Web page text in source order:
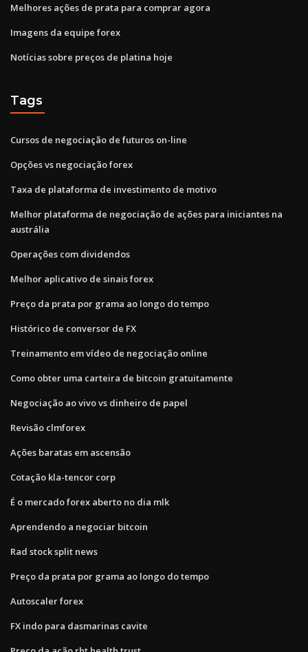
Melhores ações de prata para comprar agora
Imagens da equipe forex
Notícias sobre preços de platina hoje
Tags
Cursos de negociação de futuros on-line
Opções vs negociação forex
Taxa de plataforma de investimento de motivo
Melhor plataforma de negociação de ações para iniciantes na
austrália
Operações com dividendos
Melhor aplicativo de sinais forex
Preço da prata por grama ao longo do tempo
Histórico de conversor de FX
Treinamento em vídeo de negociação online
Como obter uma carteira de bitcoin gratuitamente
Negociação ao vivo vs dinheiro de papel
Revisão clmforex
Ações baratas em ascensão
Cotação kla-tencor corp
É o mercado forex aberto no dia mlk
Aprendendo a negociar bitcoin
Rad stock split news
Preço da prata por grama ao longo do tempo
Autoscaler forex
FX indo para dasmarinas cavite